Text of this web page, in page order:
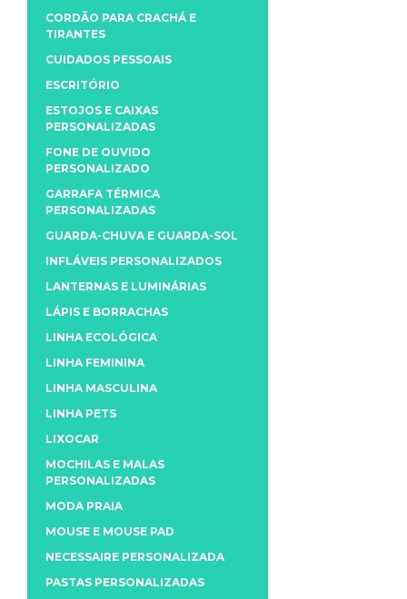
CORDÃO PARA CRACHÁ E
TIRANTES
CUIDADOS PESSOAIS
ESCRITÓRIO
ESTOJOS E CAIXAS
PERSONALIZADAS
FONE DE OUVIDO
PERSONALIZADO
GARRAFA TÉRMICA
PERSONALIZADAS
GUARDA-CHUVA E GUARDA-SOL
INFLÁVEIS PERSONALIZADOS
LANTERNAS E LUMINÁRIAS
LÁPIS E BORRACHAS
LINHA ECOLÓGICA
LINHA FEMININA
LINHA MASCULINA
LINHA PETS
LIXOCAR
MOCHILAS E MALAS
PERSONALIZADAS
MODA PRAIA
MOUSE E MOUSE PAD
NECESSAIRE PERSONALIZADA
PASTAS PERSONALIZADAS